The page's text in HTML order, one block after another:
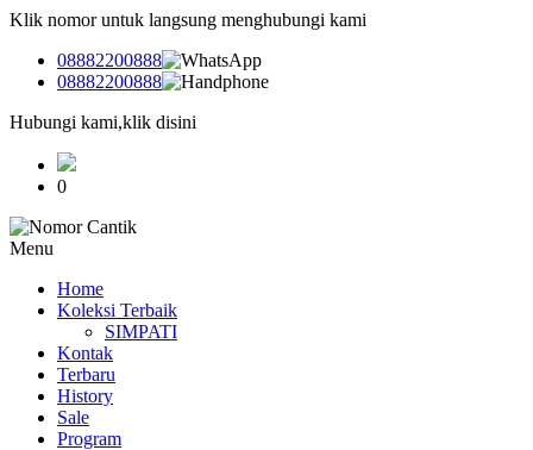
Klik nomor untuk langsung menghubungi kami
08882200888
08882200888
Hubungi kami,klik disini
0
Menu
Home
Koleksi Terbaik
SIMPATI
Kontak
Terbaru
History
Sale
Program